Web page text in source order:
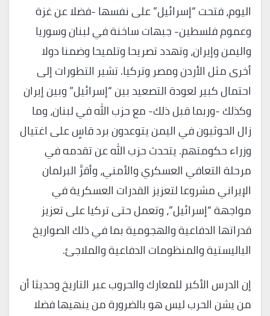
اليوم، فتحت “إسرائيل” على نفسها -فضلا عن غزة
وعموم فلسطين- جبهات ساخنة في لبنان وسوريا
واليمن وإيران، وتهدد تصريحا وتلميحا وضمنا دولا
أخرى مثل الأردن ومصر وتركيا. تشير التطورات إلى
احتمال كبير لعودة التصعيد بين “إسرائيل” وبين إيران
وكذلك -وربما قبل ذلك- مع حزب الله في لبنان، وما
زال الحوثيون في اليمن يتوعدون برد قاسٍ على اغتيال
وزراء حكومتهم. يتحدث حزب الله عن تقدمه في
مرحلة التعافي العسكري والأمني، وأقرَّ البرلمان
الإيراني مشروعا لتعزيز القدرات العسكرية في
مواجهة “إسرائيل”، وتعمل حتى تركيا على تعزيز
قدراتها الدفاعية والهجومية بما في ذلك الصواريخ
الباليستية والمنظومات الدفاعية والملاجئ.
إن الدرس الأكبر للمعارك والحروب عبر التاريخ وحديثا أن
من يشن الحرب ليس هو بالضرورة من ينهيها فضلا